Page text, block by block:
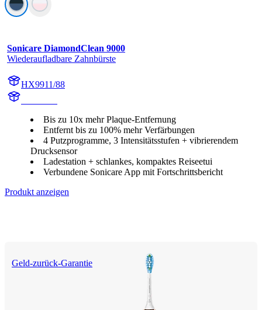
Sonicare DiamondClean 9000
Wiederaufladbare Zahnbürste
HX9911/88
Bis zu 10x mehr Plaque-Entfernung
Entfernt bis zu 100% mehr Verfärbungen
4 Putzprogramme, 3 Intensitätsstufen + vibrierendem
Drucksensor
Ladestation + schlankes, kompaktes Reiseetui
Verbundene Sonicare App mit Fortschrittsbericht
Produkt anzeigen
Geld-zurück-Garantie